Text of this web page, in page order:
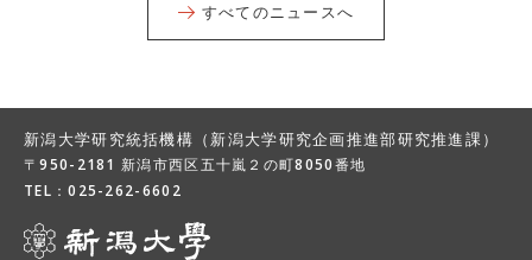
すべてのニュースへ
新潟大学研究統括機構（新潟大学研究企画推進部研究推進課）
〒950-2181 新潟市西区五十嵐２の町8050番地
TEL：025-262-6602